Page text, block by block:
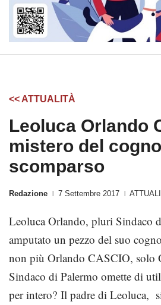
<< ATTUALITÀ
Leoluca Orlando
mistero del
scomparso
Redazione 7 Settembre 2017
Leoluca Orlando, pluri Sindaco
amputato un pezzo del suo
non più Orlando CASCIO, solo
Sindaco di Palermo omette di
per intero? Il padre di Leoluca,